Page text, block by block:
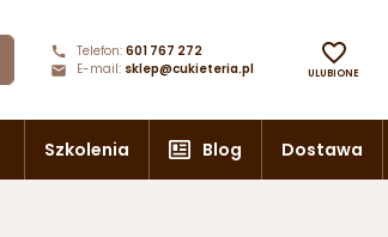
Telefon: 601 767 272
E-mail: sklep@cukieteria.pl

ULUBIONE
Szkolenia Blog Dostawa